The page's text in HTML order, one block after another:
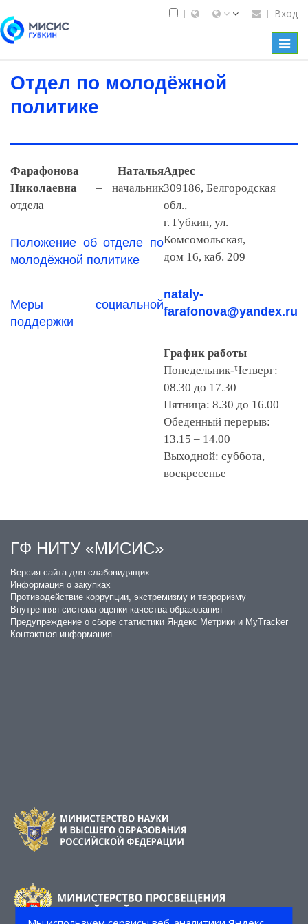
Вход
Отдел по молодёжной
политике
Фарафонова Наталья
Николаевна
– начальник
отдела
Положение об отделе по
молодёжной политике
Меры социальной
поддержки
Адрес
309186, Белгородская
обл.,
г. Губкин, ул.
Комсомольская,
дом 16, каб. 209
nataly-
farafonova@yandex.ru
График работы
Понедельник-Четверг:
08.30 до 17.30
Пятница: 8.30 до 16.00
Обеденный перерыв:
13.15 – 14.00
Выходной: суббота,
воскресенье
ГФ НИТУ «МИСИС»
​Версия сайта для слабовидящих
Информация о закупках
Противодействие коррупции, экстремизму и терроризму
Внутренняя система оценки качества образования
Предупреждение о сборе статистики Яндекс Метрики и MyTracker
Контактная информация